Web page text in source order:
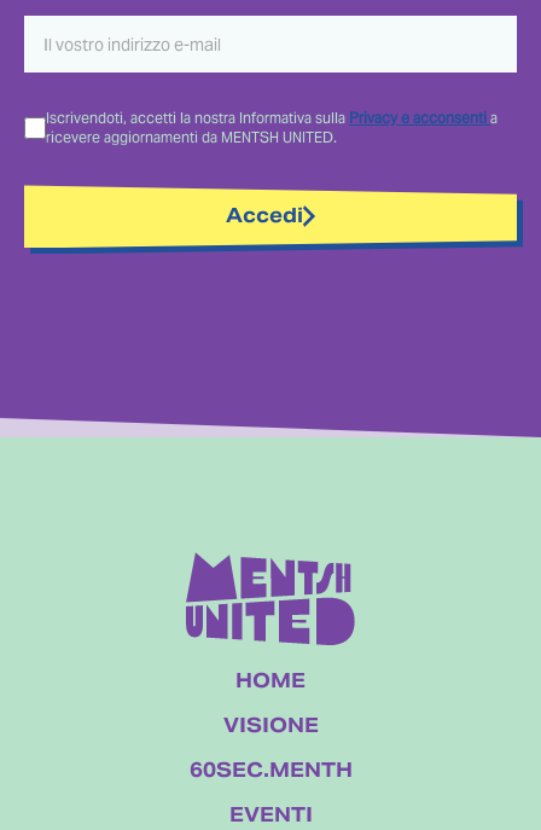
Iscrivendoti, accetti la nostra Informativa sulla Privacy e acconsenti a
ricevere aggiornamenti da MENTSH UNITED.
Accedi
HOME
VISIONE
60SEC.MENTH
EVENTI